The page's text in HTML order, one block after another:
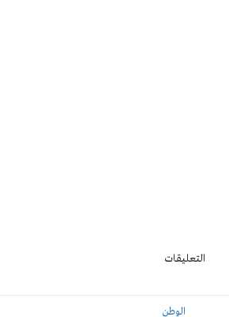
التعليقات
الوطن